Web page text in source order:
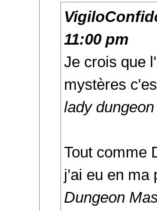
11:00 pm
Je crois que
mystères
lady
Tout comme
j'ai eu en ma
Dungeon